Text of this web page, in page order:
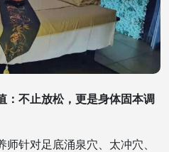
：不止放松，更是身体固本调
针对足底涌泉穴、太冲穴、